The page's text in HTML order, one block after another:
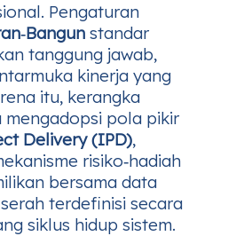
Pengaturan
standar
tanggung jawab,
kinerja yang
itu, kerangka
pola pikir
Delivery (IPD),
risiko‑hadiah
bersama data
terdefinisi secara
siklus hidup sistem.